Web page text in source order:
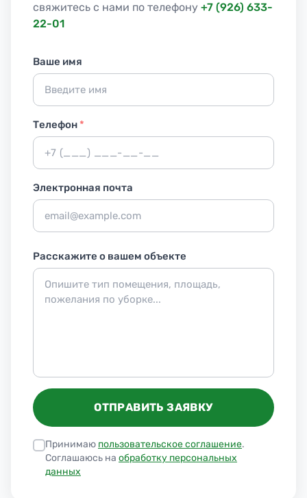
свяжитесь с нами по телефону +7 (926) 633-
22-01
Ваше имя
Телефон*
Электронная почта
Расскажите о вашем объекте
ОТПРАВИТЬ ЗАЯВКУ
Принимаю пользовательское соглашение.
Соглашаюсь на обработку персональных
данных